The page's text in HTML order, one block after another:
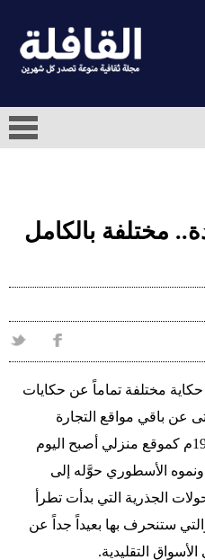
مختلفة بالكامل
حكاية مختلفة تماماً عن حكايات
عن باقي مواقع التجارة
الإلكترونية. فما بدأ في العام 1995م كموقع منزلي أصبح اليوم
ونموه الأسطوري حوَّله إلى
الجذرية التي بدأت تطرأ
ستنحرف بها بعيداً جداً عن
الأسواق التقليدية.